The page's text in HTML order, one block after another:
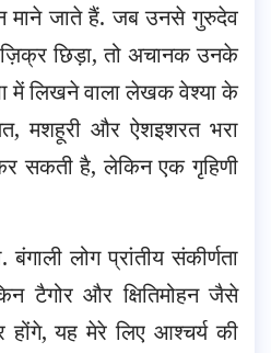
माने जाते हैं. जब उनसे गुरुदेव
छिड़ा, तो अचानक उनके
में लिखने वाला लेखक वेश्या के
मशहूरी और ऐशइशरत भरा
सकती है, लेकिन एक गृहिणी
लोग प्रांतीय संकीर्णता
टैगोर और क्षितिमोहन जैसे
होंगे, यह मेरे लिए आश्चर्य की